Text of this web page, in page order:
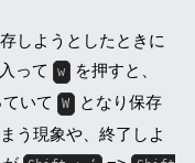
しようとしたときに
って w を押すと、
いて W となり保存
う現象や、終了しよ